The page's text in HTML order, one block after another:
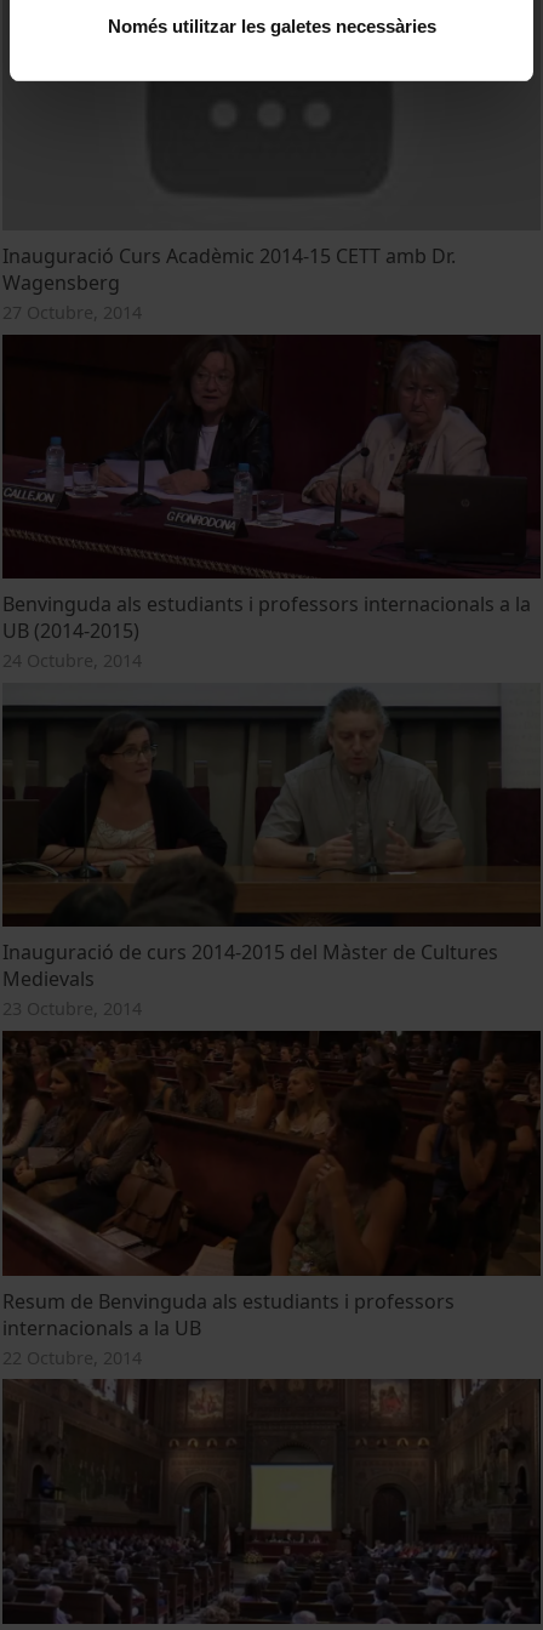
Només utilitzar les galetes necessàries
Inauguració Curs Acadèmic 2014-15 CETT amb Dr.
Wagensberg
27 Octubre, 2014
Benvinguda als estudiants i professors internacionals a la
UB (2014-2015)
24 Octubre, 2014
Inauguració de curs 2014-2015 del Màster de Cultures
Medievals
23 Octubre, 2014
Resum de Benvinguda als estudiants i professors
internacionals a la UB
22 Octubre, 2014